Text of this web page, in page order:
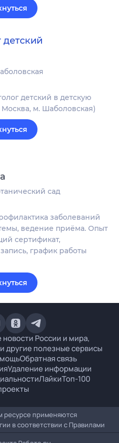
детский в детскую
м. Шаболовская)
сад
заболеваний
ведение приёма. Опыт
сертификат,
график работы
России и мира,
другие полезные сервисы
Обратная связь
Удаление информации
ЛайкиТоп-100
применяются
в соответствии с Правилами